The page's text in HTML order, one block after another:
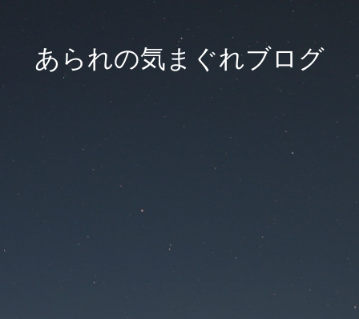
あられの気まぐれブログ